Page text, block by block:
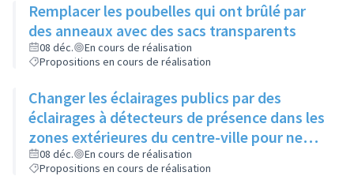
Remplacer les poubelles qui ont brûlé par
des anneaux avec des sacs transparents
08 déc.
En cours de réalisation
Propositions en cours de réalisation
Changer les éclairages publics par des
éclairages à détecteurs de présence dans les
zones extérieures du centre-ville pour ne
pas gêner certaines espèces d'animaux
08 déc.
En cours de réalisation
Propositions en cours de réalisation